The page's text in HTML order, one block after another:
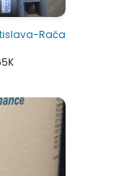
Rača